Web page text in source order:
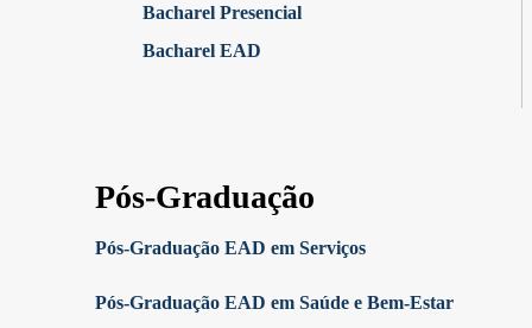
Bacharel Presencial
Bacharel EAD
Pós-Graduação
Pós-Graduação EAD em Serviços
Pós-Graduação EAD em Saúde e Bem-Estar